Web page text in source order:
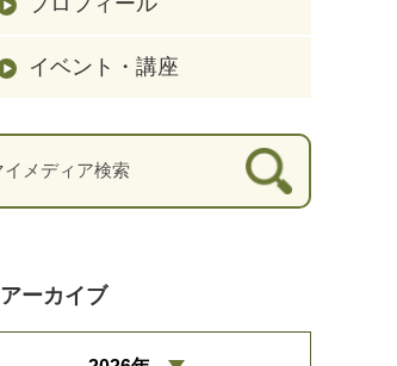
イベント・講座
アーカイブ